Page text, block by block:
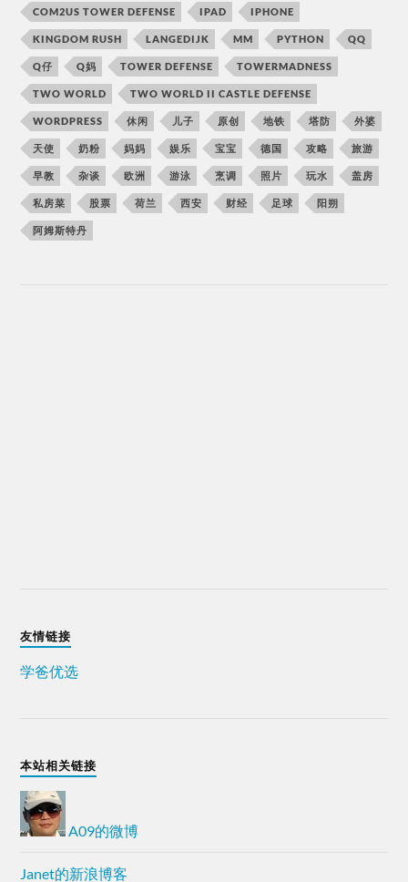
COM2US TOWER DEFENSE IPAD IPHONE
KINGDOM RUSH LANGEDIJK MM PYTHON QQ
Q仔 Q妈 TOWER DEFENSE TOWERMADNESS
TWO WORLD TWO WORLD II CASTLE DEFENSE
WORDPRESS 休闲 儿子 原创 地铁 塔防 外婆
天使 奶粉 妈妈 娱乐 宝宝 德国 攻略 旅游
早教 杂谈 欧洲 游泳 烹调 照片 玩水 盖房
私房菜 股票 荷兰 西安 财经 足球 阳朔
阿姆斯特丹
友情链接
学爸优选
本站相关链接
A09的微博
Janet的新浪博客